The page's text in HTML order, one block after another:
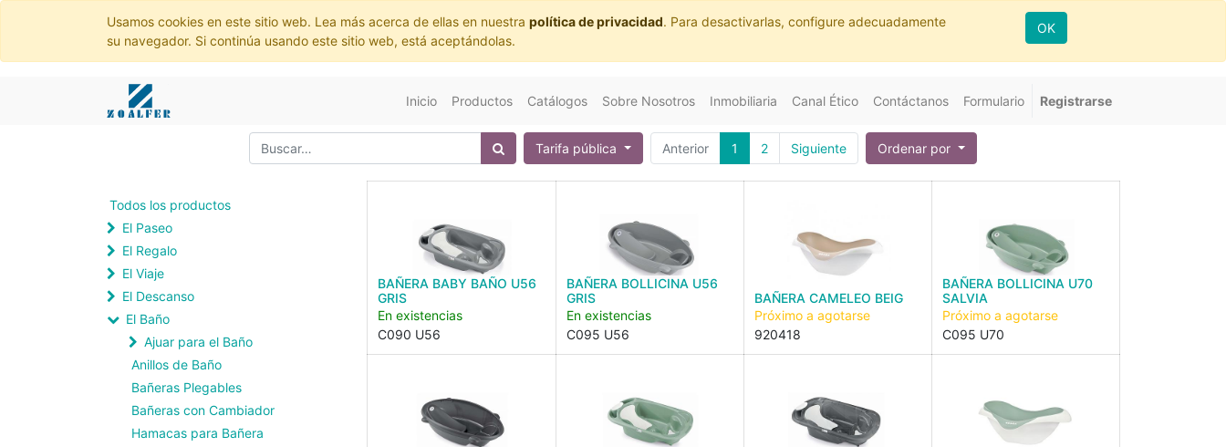
Usamos cookies en este sitio web. Lea más acerca de ellas en nuestra política de privacidad. Para desactivarlas, configure adecuadamente
su navegador. Si continúa usando este sitio web, está aceptándolas.
OK
Inicio Productos Catálogos Sobre Nosotros Inmobiliaria Canal Ético Contáctanos Formulario Registrarse
Tarifa pública Anterior 1 2 Siguiente Ordenar por
Todos los productos
El Paseo
El Regalo
El Viaje
El Descanso
El Baño
Ajuar para el Baño
Anillos de Baño
Bañeras Plegables
Bañeras con Cambiador
Hamacas para Bañera
BAÑERA BABY BAÑO U56
GRIS
En existencias
C090 U56
BAÑERA BOLLICINA U56
GRIS
En existencias
C095 U56
BAÑERA CAMELEO BEIG
Próximo a agotarse
920418
BAÑERA BOLLICINA U70
SALVIA
Próximo a agotarse
C095 U70